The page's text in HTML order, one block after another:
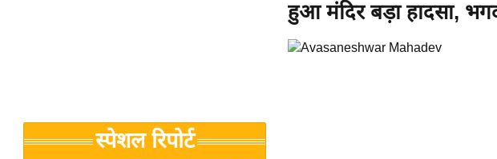
Breaking
News in
जगत
स्पेशल रिपोर्ट
हुआ मंदिर बड़ा हादसा,